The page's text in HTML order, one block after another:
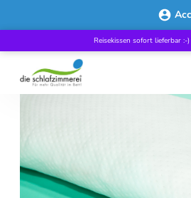
Reisekissen sofort lieferbar :-)